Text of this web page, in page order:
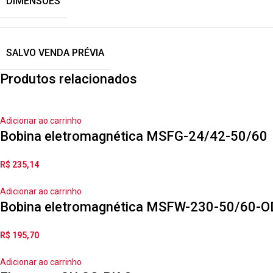
SALVO VENDA PRÉVIA
Produtos relacionados
Adicionar ao carrinho
Bobina eletromagnética MSFG-24/42-50/60
R$ 235,14
Adicionar ao carrinho
Bobina eletromagnética MSFW-230-50/60-
R$ 195,70
Adicionar ao carrinho